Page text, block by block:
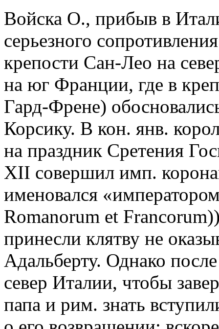
Войска О., прибыв в
серьезного
крепости Сан-Лео на
на юг Франции, где в
Гард-Френе)
Корсику. В кон. янв.
на праздник Сретения
XII совершил имп.
именовался
Romanorum et
принесли клятву не
Адальберту. Однако
север Италии, чтобы
папа и рим. знать